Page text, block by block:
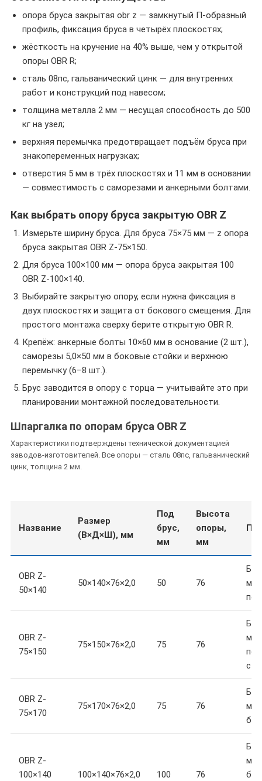
опора бруса закрытая obr z — замкнутый П-образный
профиль, фиксация бруса в четырёх плоскостях;
жёсткость на кручение на 40% выше, чем у открытой
опоры OBR R;
сталь 08пс, гальванический цинк — для внутренних
работ и конструкций под навесом;
толщина металла 2 мм — несущая способность до 500
кг на узел;
верхняя перемычка предотвращает подъём бруса при
знакопеременных нагрузках;
отверстия 5 мм в трёх плоскостях и 11 мм в основании
— совместимость с саморезами и анкерными болтами.
Как выбрать опору бруса закрытую OBR Z
Измерьте ширину бруса. Для бруса 75×75 мм — z опора
бруса закрытая OBR Z-75×150.
Для бруса 100×100 мм — опора бруса закрытая 100
OBR Z-100×140.
Выбирайте закрытую опору, если нужна фиксация в
двух плоскостях и защита от бокового смещения. Для
простого монтажа сверху берите открытую OBR R.
Крепёж: анкерные болты 10×60 мм в основание (2 шт.),
саморезы 5,0×50 мм в боковые стойки и верхнюю
перемычку (6–8 шт.).
Брус заводится в опору с торца — учитывайте это при
планировании монтажной последовательности.
Шпаргалка по опорам бруса OBR Z
Характеристики подтверждены технической документацией
заводов-изготовителей. Все опоры — сталь 08пс, гальванический
цинк, толщина 2 мм.
Название
Размер
(В×Д×Ш), мм
Под
брус,
мм
Высота
опоры,
мм
OBR Z-
50×140
50×140×76×2,0 50 76
мм,
OBR Z-
75×150
75×150×76×2,0 75 76
мм,
OBR Z-
75×170
75×170×76×2,0 75 76
мм,
OBR Z-
100×140
100×140×76×2,0 100 76
мм,